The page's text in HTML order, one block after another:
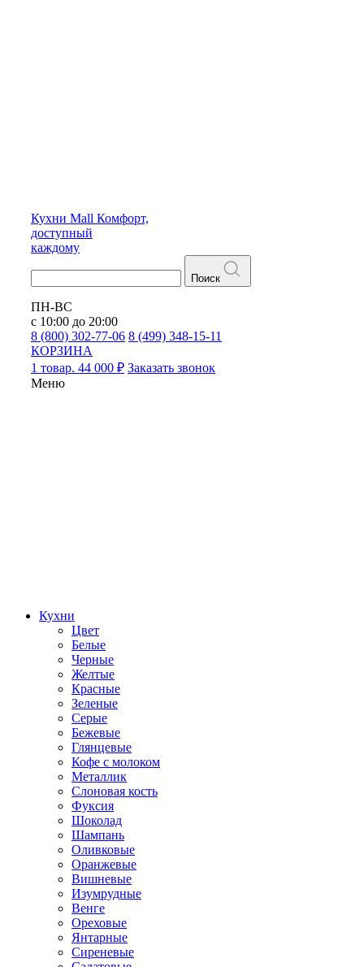
Кухни Mall Комфорт,
доступный
каждому
Поиск
ПН-ВС
с 10:00 до 20:00
8 (800) 302-77-06 8 (499) 348-15-11
КОРЗИНА
1 товар. 44 000 ₽ Заказать звонок
Меню
Кухни
Цвет
Белые
Черные
Желтые
Красные
Зеленые
Серые
Бежевые
Глянцевые
Кофе с молоком
Металлик
Слоновая кость
Фуксия
Шоколад
Шампань
Оливковые
Оранжевые
Вишневые
Изумрудные
Венге
Ореховые
Янтарные
Сиреневые